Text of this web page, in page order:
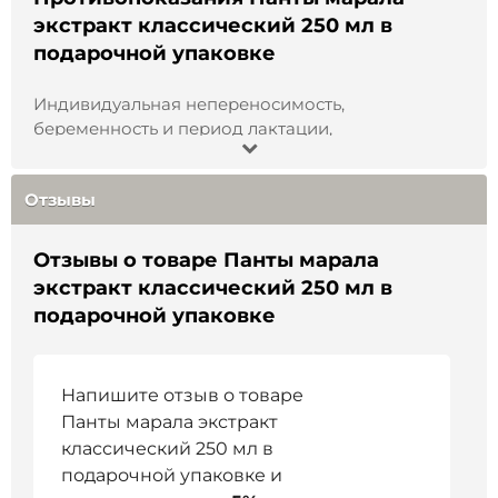
экстракт классический 250 мл в
подарочной упаковке
Индивидуальная непереносимость,
беременность и период лактации,
злокачественные опухоли, воспалительные
процессы, туберкулез, стенокардия, хронические
заболевания в стадии обострения,
инфекционные заболевания, атеросклероз,
сахарный диабет, органические поражения
сердца, повышенная свертываемость крови,
тяжелые поражения почек, возраст до 18 лет.
Отзывы
Отзывы о товаре Панты марала
экстракт классический 250 мл в
подарочной упаковке
Напишите отзыв о товаре
Панты марала экстракт
классический 250 мл в
подарочной упаковке и